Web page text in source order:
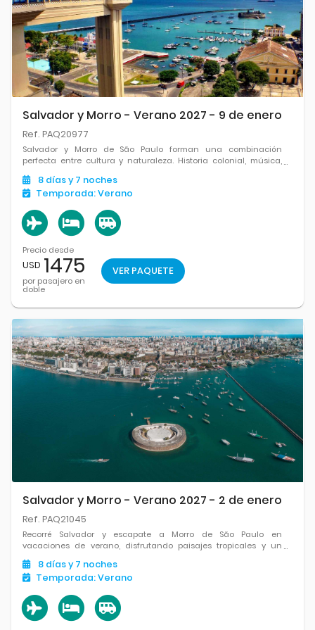
Salvador y Morro - Verano 2027 - 9 de enero
Ref. PAQ20977
Salvador y Morro de São Paulo forman una combinación
perfecta entre cultura y naturaleza. Historia colonial, música,
experiencia completa.
8 díasy 7 noches
Temporada:Verano
Precio desde
USD 1475
por pasajero en
doble
VER PAQUETE
Salvador y Morro - Verano 2027 - 2 de enero
Ref. PAQ21045
Recorré Salvador y escapate a Morro de São Paulo en
vacaciones de verano, disfrutando paisajes tropicales y un
entorno ideal para descansar.
8 díasy 7 noches
Temporada:Verano